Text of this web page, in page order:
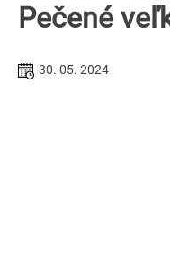
Pečené
30. 05. 2024